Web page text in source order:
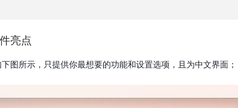
亮点
图所示，只提供你最想要的功能和设置选项，且为中文界面；